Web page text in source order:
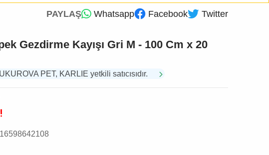
PAYLAŞ Whatsapp Facebook Twitter
Gezdirme Kayışı Gri M - 100 Cm x 20
PET, KARLIE yetkili satıcısıdır.